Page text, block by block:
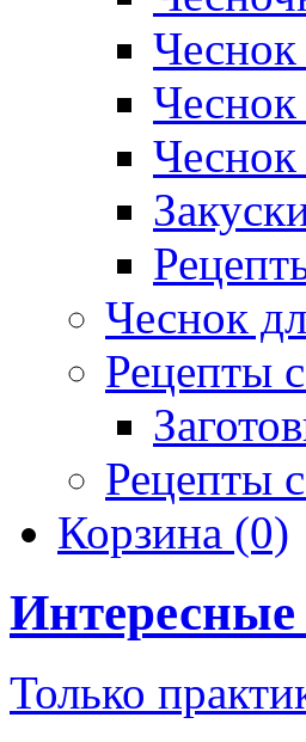
Чеснок
Рецепты
Рецепты
Корзина (0)
Только